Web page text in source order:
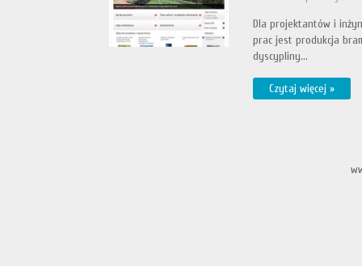
Dla projektantów i
prac jest produkcja
dyscypliny...
Czytaj więcej »